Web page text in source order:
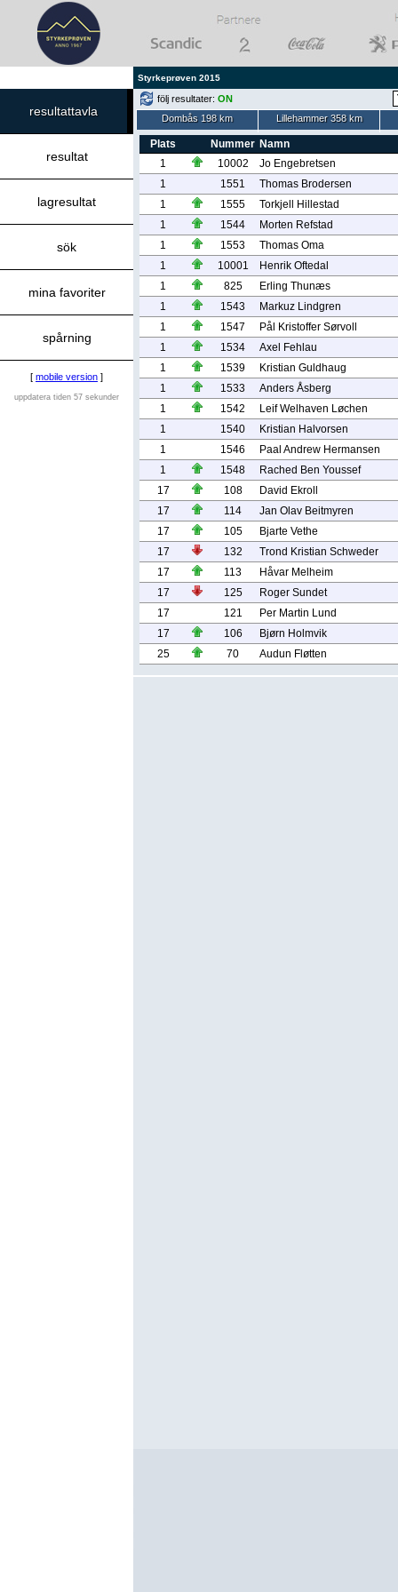
Styrkeprøven 2015
resultattavla
resultat
lagresultat
sök
mina favoriter
spårning
[ mobile version ]
uppdatera tiden 57 sekunder
följ resultater: ON
Dombås 198 km
Lillehammer 358 km
Plats Nummer Namn
1
10002
Jo Engebretsen
1
1551
Thomas Brodersen
1
1555
Torkjell Hillestad
1
1544
Morten Refstad
1
1553
Thomas Oma
1
10001
Henrik Oftedal
1
825
Erling Thunæs
1
1543
Markuz Lindgren
1
1547
Pål Kristoffer Sørvoll
1
1534
Axel Fehlau
1
1539
Kristian Guldhaug
1
1533
Anders Åsberg
1
1542
Leif Welhaven Løchen
1
1540
Kristian Halvorsen
1
1546
Paal Andrew Hermansen
1
1548
Rached Ben Youssef
17
108
David Ekroll
17
114
Jan Olav Beitmyren
17
105
Bjarte Vethe
17
132
Trond Kristian Schweder
17
113
Håvar Melheim
17
125
Roger Sundet
17
121
Per Martin Lund
17
106
Bjørn Holmvik
25
70 Audun Fløtten